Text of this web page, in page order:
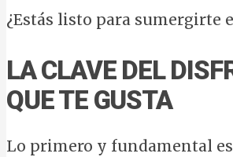
¿Estás listo para sumergirte
LA CLAVE DEL
QUE TE GUSTA
Lo primero y fundamental